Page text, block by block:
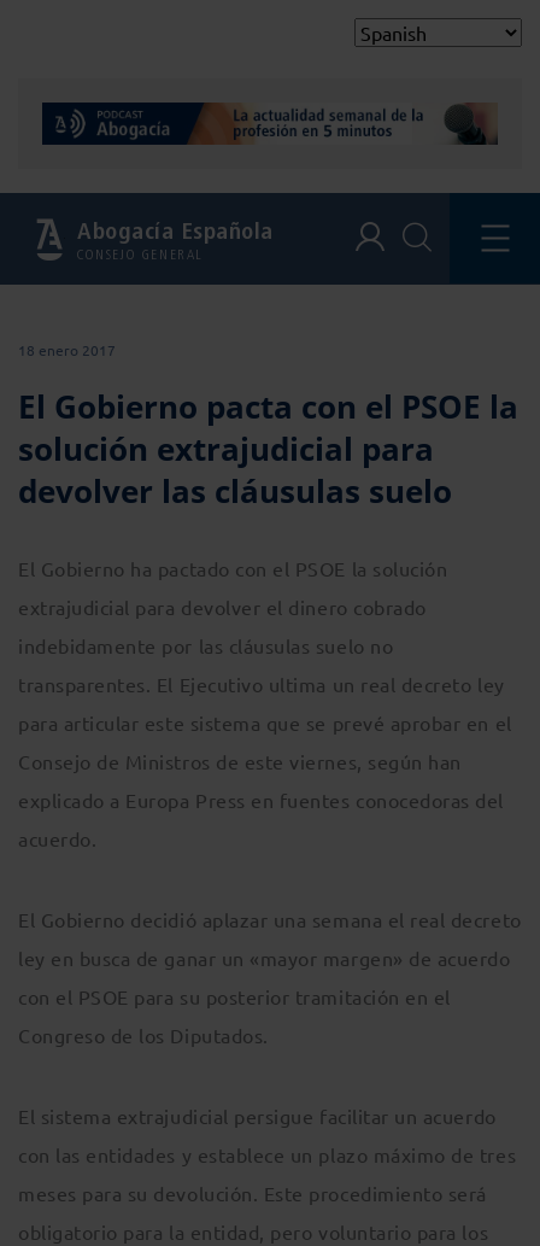
Abogacía Española
CONSEJO GENERAL
18 enero 2017
El Gobierno pacta con el PSOE la
solución extrajudicial para
devolver las cláusulas suelo
El Gobierno ha pactado con el PSOE la solución
extrajudicial para devolver el dinero cobrado
indebidamente por las cláusulas suelo no
transparentes. El Ejecutivo ultima un real decreto ley
para articular este sistema que se prevé aprobar en el
Consejo de Ministros de este viernes, según han
explicado a Europa Press en fuentes conocedoras del
acuerdo.
El Gobierno decidió aplazar una semana el real decreto
ley en busca de ganar un «mayor margen» de acuerdo
con el PSOE para su posterior tramitación en el
Congreso de los Diputados.
El sistema extrajudicial persigue facilitar un acuerdo
con las entidades y establece un plazo máximo de tres
meses para su devolución. Este procedimiento será
obligatorio para la entidad, pero voluntario para los